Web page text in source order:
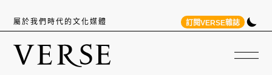
屬於我們時代的文化媒體 訂閱VERSE雜誌